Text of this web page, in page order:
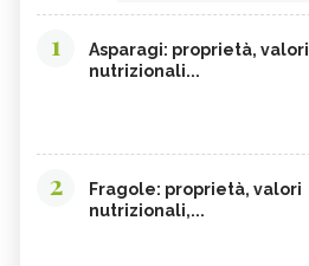
1
Asparagi: proprietà, valori
nutrizionali...
2
Fragole: proprietà, valori
nutrizionali,...